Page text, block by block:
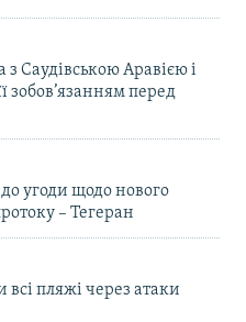
Саудівською Аравією і
зобов’язанням перед
угоди щодо нового
– Тегеран
пляжі через атаки